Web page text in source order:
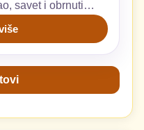
savet i obrnuti